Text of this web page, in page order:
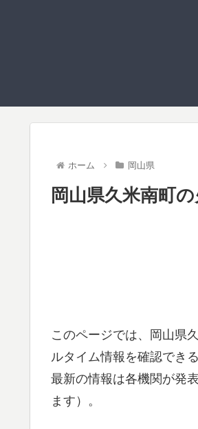
ホーム 岡山県
岡山県久米南町
このページでは、岡山県
ルタイム情報を確認でき
最新の情報は各機関が発
ます）。